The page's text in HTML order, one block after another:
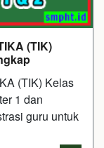
(TIK)
(TIK) Kelas
1 dan
guru untuk